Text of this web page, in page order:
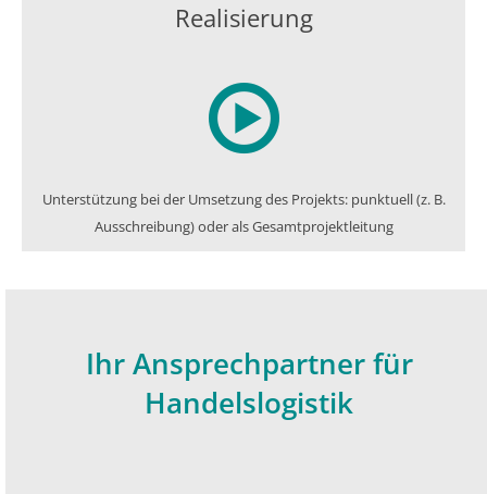
Realisierung
Unterstützung bei der Umsetzung des Projekts: punktuell (z. B.
Ausschreibung) oder als Gesamtprojektleitung
Ihr Ansprechpartner für
Handelslogistik